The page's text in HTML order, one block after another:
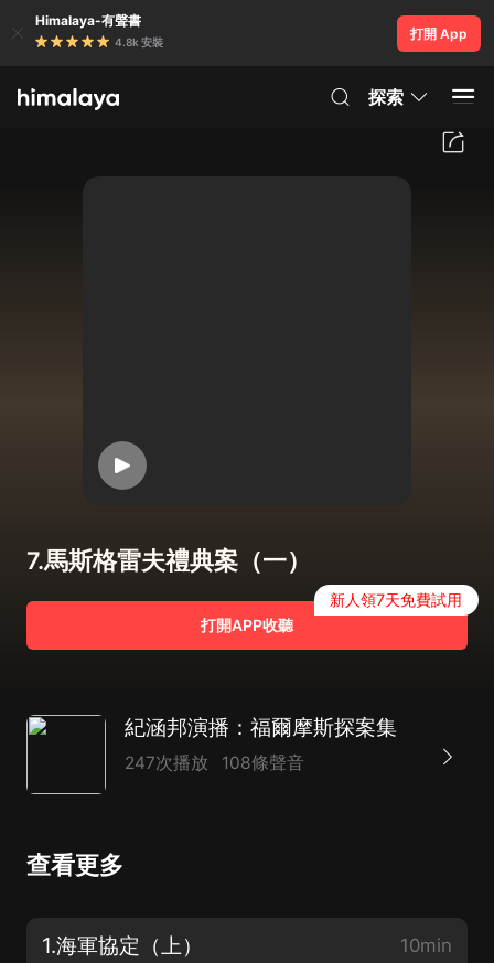
Himalaya-有聲書
4.8k 安裝
打開 App
探索
7.馬斯格雷夫禮典案（一）
打開APP收聽
新人領7天免費試用
紀涵邦演播：福爾摩斯探案集
247次播放 108條聲音
查看更多
1.海軍協定（上） 10min